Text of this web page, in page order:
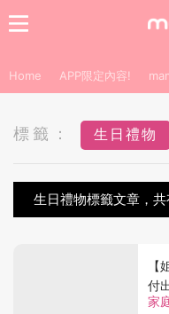
Home APP限定內容!
標籤： 生日禮物
生日禮物標籤文章，
家
付
讚